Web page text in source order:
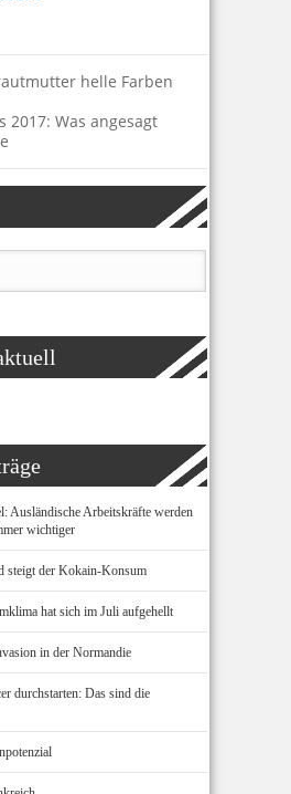
helle Farben
2017: Was angesagt
Ausländische Arbeitskräfte werden
wichtiger
steigt der Kokain-Konsum
hat sich im Juli aufgehellt
in der Normandie
durchstarten: Das sind die